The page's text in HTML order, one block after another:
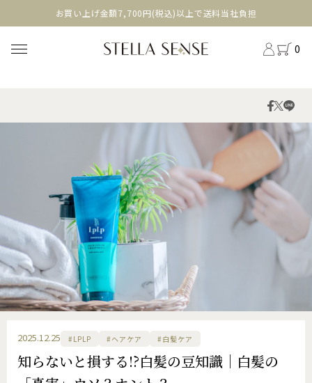
お買い上げ金額7,700円(税込)以上で送料当社負担
0
2025.12.25 #LPLP #ヘアケア #白髪ケア
知らないと損する!?白髪の豆知識｜白髪の